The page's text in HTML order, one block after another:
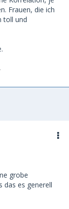
Frauen, die ich
toll und
grobe
das es generell